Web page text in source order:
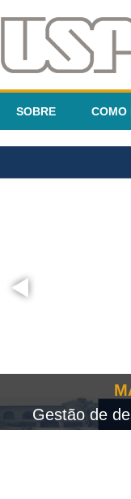
SOBRE COMO
Gestão de